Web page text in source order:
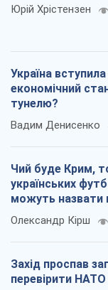
Юрій Хрістензен
Україна
економічний
тунелю?
Вадим Денисенко
Чий буде Крим,
українських
можуть назвати
Олександр Кірш
Захід проспав
перевірити